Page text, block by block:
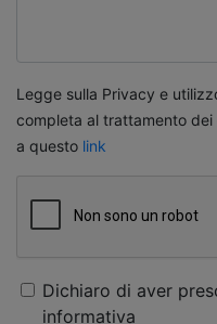
Legge sulla Privacy e
completa al trattamento
a questo link
Dichiaro di aver
informativa